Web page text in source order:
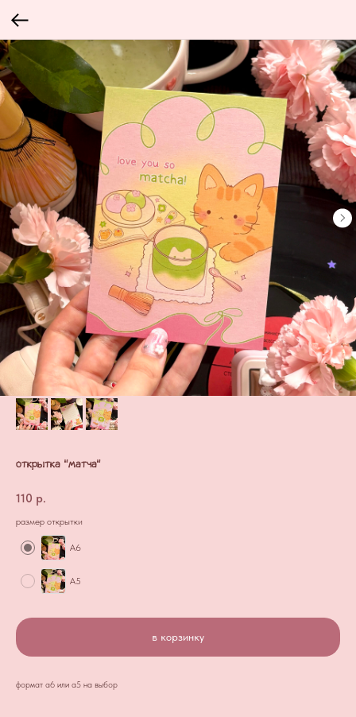
открытка "матча"
110 р.
размер открытки
А6
А5
в корзинку
формат а6 или а5 на выбор